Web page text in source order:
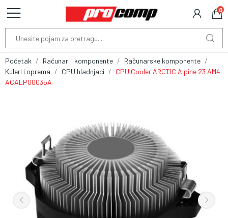
0
Početak Računari i komponente
Računarske komponente
Kuleri i oprema
CPU hladnjaci
CPU Cooler ARCTIC Alpine 23 AM4
ACALP00035A